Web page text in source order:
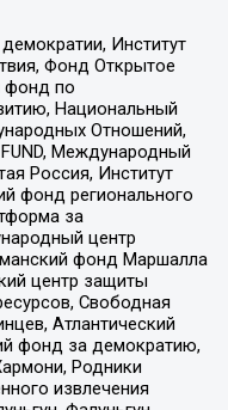
Институт
Фонд Открытое
фонд по
Национальный
Отношений,
FUND, Международный
Россия, Институт
фонд регионального
за
центр
фонд Маршалла
центр защиты
Свободная
Атлантический
фонд за демократию,
Родники
извлечения